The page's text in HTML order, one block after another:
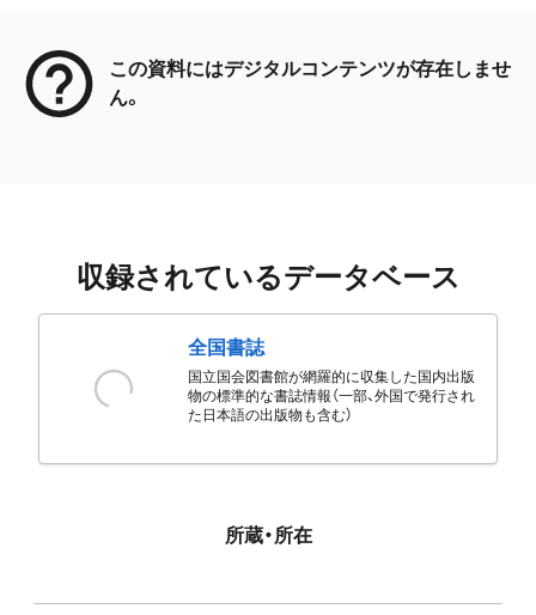
この資料にはデジタルコンテンツが存在しませ
ん。
収録されているデータベース
全国書誌
国立国会図書館が網羅的に収集した国内出版
物の標準的な書誌情報（一部、外国で発行され
た日本語の出版物も含む）
所蔵・所在